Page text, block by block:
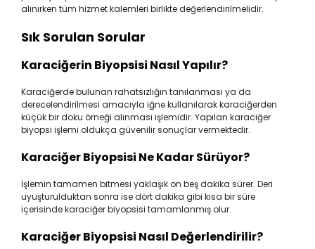
alınırken tüm hizmet kalemleri birlikte değerlendirilmelidir.
Sık Sorulan Sorular
Karaciğerin Biyopsisi Nasıl Yapılır?
Karaciğerde bulunan rahatsızlığın tanılanması ya da
derecelendirilmesi amacıyla iğne kullanılarak karaciğerden
küçük bir doku örneği alınması işlemidir. Yapılan karaciğer
biyopsi işlemi oldukça güvenilir sonuçlar vermektedir.
Karaciğer Biyopsisi Ne Kadar Sürüyor?
İşlemin tamamen bitmesi yaklaşık on beş dakika sürer. Deri
uyuşturulduktan sonra ise dört dakika gibi kısa bir süre
içerisinde karaciğer biyopsisi tamamlanmış olur.
Karaciğer Biyopsisi Nasıl Değerlendirilir?